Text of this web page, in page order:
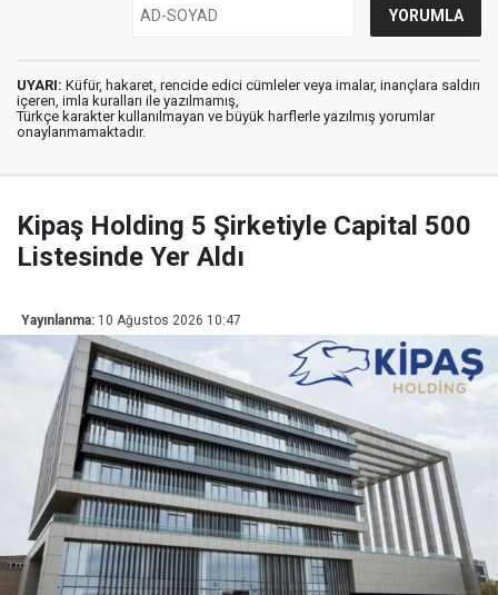
UYARI: Küfür, hakaret, rencide edici cümleler veya imalar, inançlara saldırı
içeren, imla kuralları ile yazılmamış,
Türkçe karakter kullanılmayan ve büyük harflerle yazılmış yorumlar
onaylanmamaktadır.
Kipaş Holding 5 Şirketiyle Capital 500
Listesinde Yer Aldı
Yayınlanma: 10 Ağustos 2026 10:47